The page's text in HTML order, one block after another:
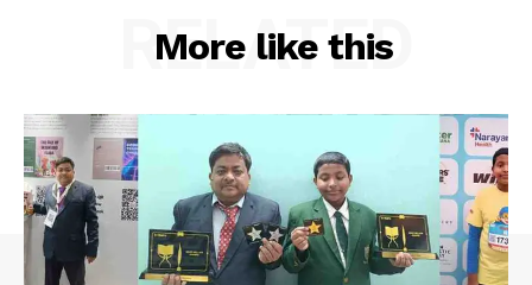
More like this
RELATED